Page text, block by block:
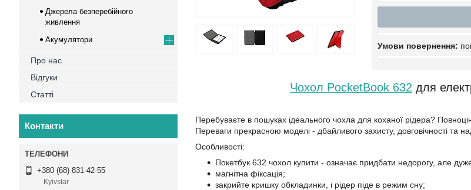
Чохол PocketBook 632 для
Перебуваєте в пошуках ідеального чохла для коханої рідера?
Переваги прекрасною моделі - дбайливого захисту, довговічності та
Особливості:
Покетбук 632 чохол купити - означає придбати недорогу, але
магнітна фіксація;
закрийте кришку обкладинки, і рідер піде в режим сну;
Джерела безперебійного
живлення
Акумулятори
Про нас
Відгуки
Статті
Контакти
+380 (68) 831-42-55
Kyivstar